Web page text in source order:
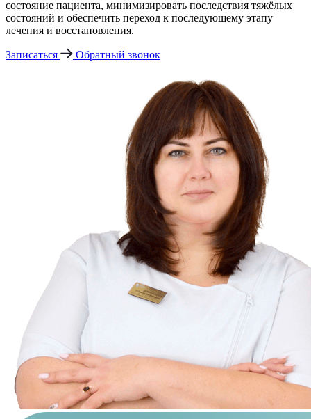
состояние пациента, минимизировать последствия тяжёлых
состояний и обеспечить переход к последующему этапу
лечения и восстановления.
Записаться Обратный звонок